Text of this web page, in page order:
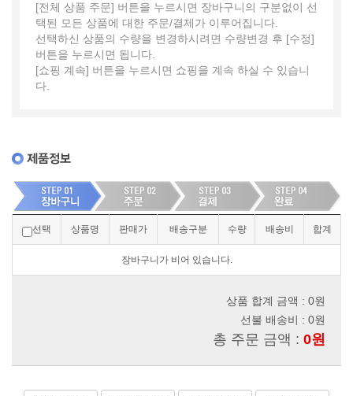
[전체 상품 주문] 버튼을 누르시면 장바구니의 구분없이 선
택된 모든 상품에 대한 주문/결제가 이루어집니다.
선택하신 상품의 수량을 변경하시려면 수량변경 후 [수정]
버튼을 누르시면 됩니다.
[쇼핑 계속] 버튼을 누르시면 쇼핑을 계속 하실 수 있습니
다.
선택 상품명 판매가 배송구분 수량 배송비 합계
장바구니가 비어 있습니다.
상품 합계 금액 : 0원
선불 배송비 : 0원
총 주문 금액 : 0원